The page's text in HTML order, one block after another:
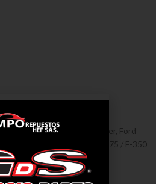
ford ram,Cañas ford Ranger Ford
Union Terminales Ranger 75 / F-350